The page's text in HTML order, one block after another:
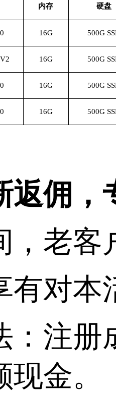
内存 硬盘
16G 500G
V2 16G 500G
16G 500G
16G 500G
返佣，
，老客
有对本
：注册
金。